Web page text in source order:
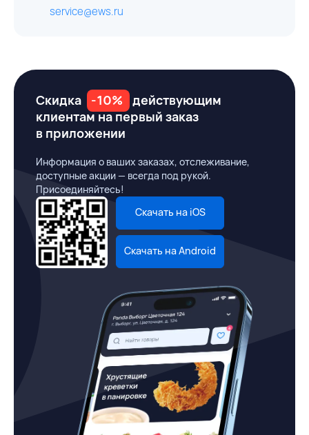
service@ews.ru
Скидка -10%
действующим
клиентам на первый заказ
в приложении
Информация о ваших заказах, отслеживание,
доступные акции — всегда под рукой.
Присоединяйтесь!
Скачать на iOS
Скачать на Android